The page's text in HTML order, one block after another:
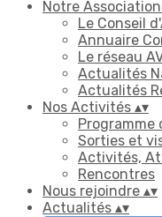
Notre Association
Le Conseil
Annuaire
Le réseau
Actualités
Actualités
Nos Activités ▴▾
Programme
Sorties et
Activités,
Rencontres
Nous rejoindre ▴▾
Actualités ▴▾